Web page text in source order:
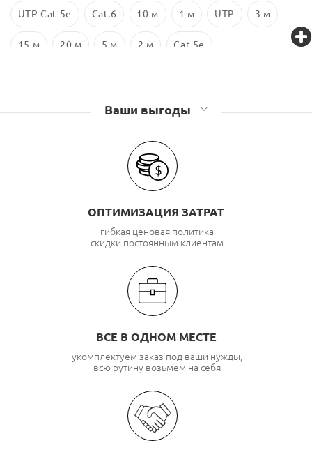
UTP Cat 5e Cat.6 10 м 1 м UTP 3 м
15 м 20 м 5 м 2 м Cat.5e
Ваши выгоды
ОПТИМИЗАЦИЯ ЗАТРАТ
гибкая ценовая политика
скидки постоянным клиентам
ВСЕ В ОДНОМ МЕСТЕ
укомплектуем заказ под ваши нужды,
всю рутину возьмем на себя